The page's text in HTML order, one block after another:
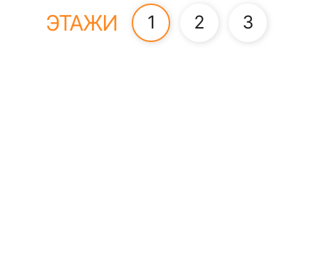
ЭТАЖИ 1 2 3